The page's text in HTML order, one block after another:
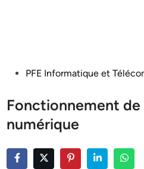
PostedPFE Informatique et
Fonctionnement
numérique